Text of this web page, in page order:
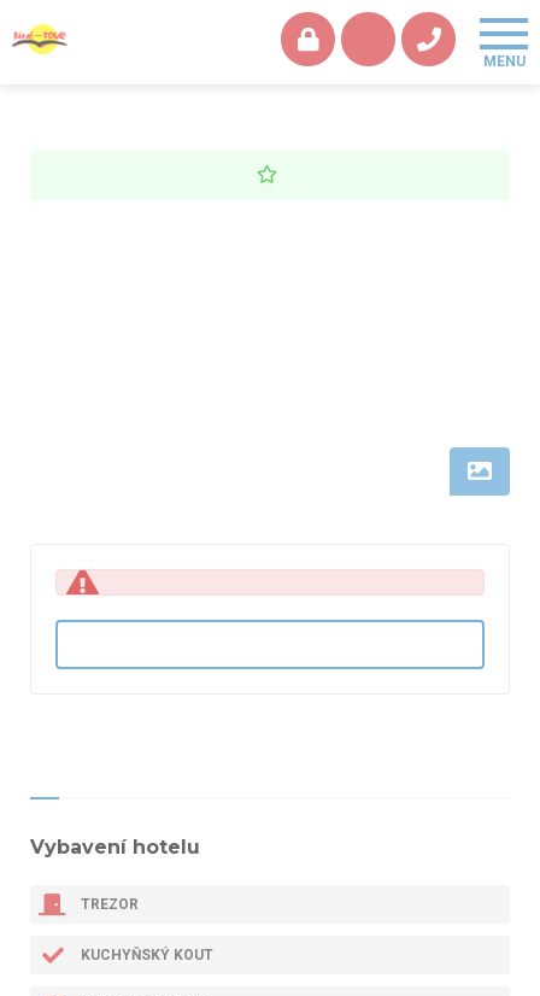
Vybavení hotelu
TREZOR
KUCHYŇSKÝ KOUT